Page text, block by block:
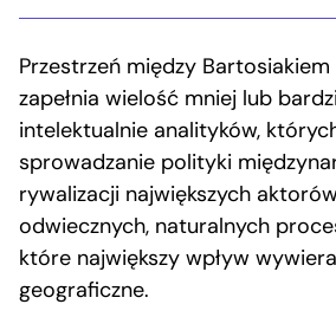
Przestrzeń między
zapełnia wielość mniej lub
intelektualnie analityków,
sprowadzanie polityki
rywalizacji największych
odwiecznych, naturalnych
które największy wpływ
geograficzne.